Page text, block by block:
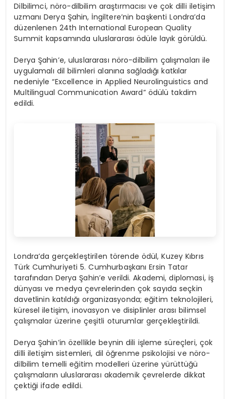
Dilbilimci, nöro-dilbilim araştırmacısı ve çok dilli iletişim
uzmanı Derya Şahin, İngiltere’nin başkenti Londra’da
düzenlenen 24th International European Quality
Summit kapsamında uluslararası ödüle layık görüldü.
Derya Şahin’e, uluslararası nöro-dilbilim çalışmaları ile
uygulamalı dil bilimleri alanına sağladığı katkılar
nedeniyle “Excellence in Applied Neurolinguistics and
Multilingual Communication Award” ödülü takdim
edildi.
Londra’da gerçekleştirilen törende ödül, Kuzey Kıbrıs
Türk Cumhuriyeti 5. Cumhurbaşkanı Ersin Tatar
tarafından Derya Şahin’e verildi. Akademi, diplomasi, iş
dünyası ve medya çevrelerinden çok sayıda seçkin
davetlinin katıldığı organizasyonda; eğitim teknolojileri,
küresel iletişim, inovasyon ve disiplinler arası bilimsel
çalışmalar üzerine çeşitli oturumlar gerçekleştirildi.
Derya Şahin’in özellikle beynin dili işleme süreçleri, çok
dilli iletişim sistemleri, dil öğrenme psikolojisi ve nöro-
dilbilim temelli eğitim modelleri üzerine yürüttüğü
çalışmaların uluslararası akademik çevrelerde dikkat
çektiği ifade edildi.